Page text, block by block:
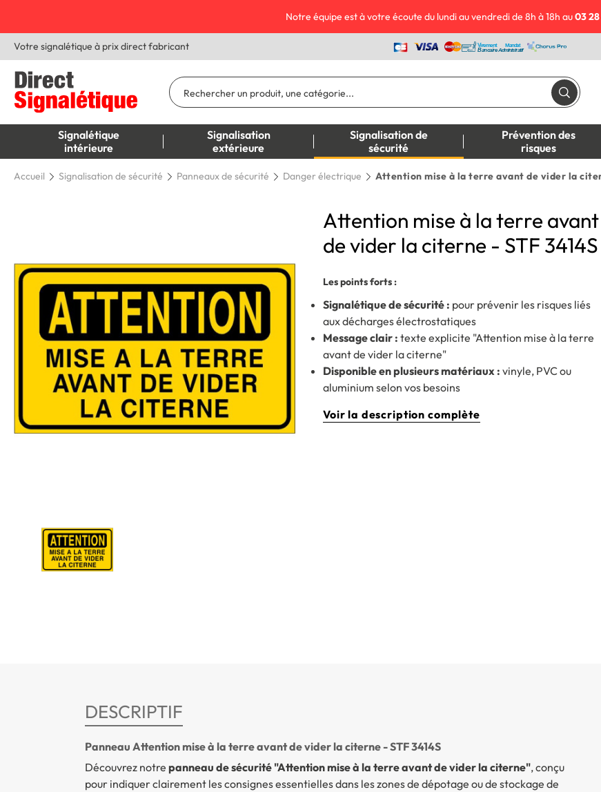
Notre équipe est à votre écoute du lundi au vendredi de 8h à 18h au03
Votre signalétique à prix direct fabricant
Signalétique
intérieure
Signalisation
extérieure
Signalisation de
sécurité
Prévention des
risques
Accueil Signalisation de sécurité Panneaux de sécurité Danger électrique Attention mise à la terre avant de vider la
Attention mise à la terre avant
de vider la citerne - STF 3414S
Les points forts :
Signalétique de sécurité : pour prévenir les risques liés
aux décharges électrostatiques
Message clair : texte explicite "Attention mise à la terre
avant de vider la citerne"
Disponible en plusieurs matériaux : vinyle, PVC ou
aluminium selon vos besoins
Voir la description complète
DESCRIPTIF
Panneau Attention mise à la terre avant de vider la citerne - STF 3414S
Découvrez notre panneau de sécurité "Attention mise à la terre avant de vider la citerne", conçu
pour indiquer clairement les consignes essentielles dans les zones de dépotage ou de stockage de